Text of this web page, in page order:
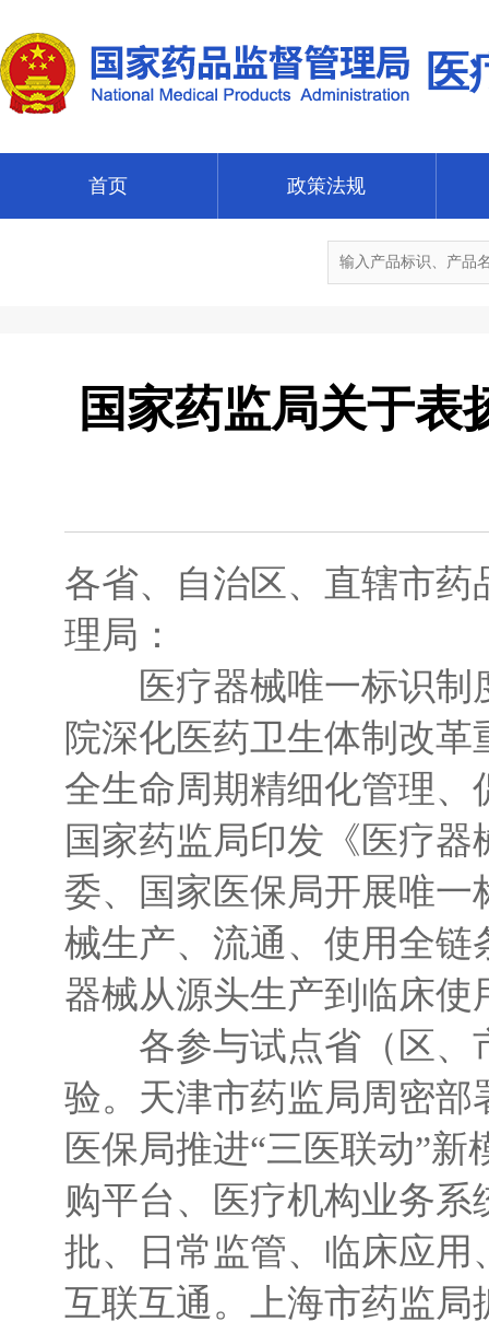
医
首页 政策法规
国家药监局关于表
各省、自治区、直辖市
理局：
医疗器械唯一标识制
院深化医药卫生体制改
全生命周期精细化管理、
国家药监局印发《医疗
委、国家医保局开展唯
械生产、流通、使用全
器械从源头生产到临床使
各参与试点省（区、
验。天津市药监局周密
医保局推进“三医联动”
购平台、医疗机构业务
批、日常监管、临床应
互联互通。上海市药监